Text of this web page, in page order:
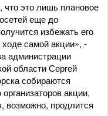
это лишь плановое
еще до
избежать его
самой акции», -
администрации
области Сергей
собираются
акции,
возможно, продлится